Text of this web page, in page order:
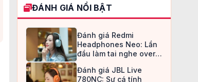
ĐÁNH GIÁ NỔI BẬT
Đánh giá Redmi
Headphones Neo: Lần
đầu làm tai nghe over-
an toàn
Đánh giá JBL Live
780NC: Sự cá tính